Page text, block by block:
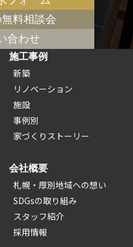
料相談会
合わせ
施工事例
新築
リノベーション
施設
事例別
家づくりストーリー
会社概要
札幌・厚別地域への想い
SDGsの取り組み
スタッフ紹介
採用情報